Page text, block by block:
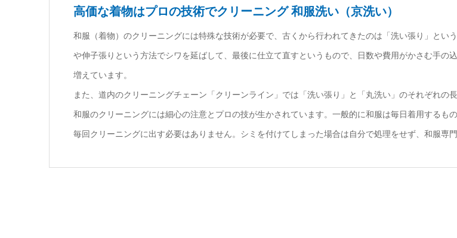
高価な着物はプロの技術でクリーニング 和服洗い（京洗い）
和服（着物）のクリーニングには特殊な技術が必要で、古くから行われてきたのは「洗い張り」とい
や伸子張りという方法でシワを延ばして、最後に仕立て直すというもので、日数や費用がかさむ手
増えています。
また、道内のクリーニングチェーン「クリーンライン」では「洗い張り」と「丸洗い」のそれぞれの
和服のクリーニングには細心の注意とプロの技が生かされています。一般的に和服は毎日着用する
毎回クリーニングに出す必要はありません。シミを付けてしまった場合は自分で処理をせず、和服専